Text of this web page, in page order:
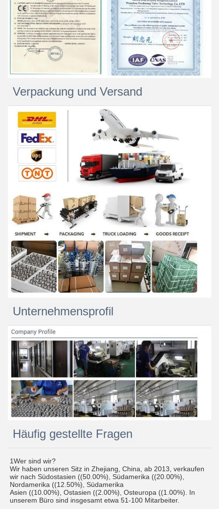
Verpackung und Versand
Unternehmensprofil
Häufig gestellte Fragen
1Wer sind wir?
Wir haben unseren Sitz in Zhejiang, China, ab 2013, verkaufen
wir nach Südostasien ((50.00%), Südamerika ((20.00%),
Nordamerika ((12.50%), Südamerika
Asien ((10.00%), Ostasien ((2.00%), Osteuropa ((1.00%). In
unserem Büro sind insgesamt etwa 51-100 Mitarbeiter.